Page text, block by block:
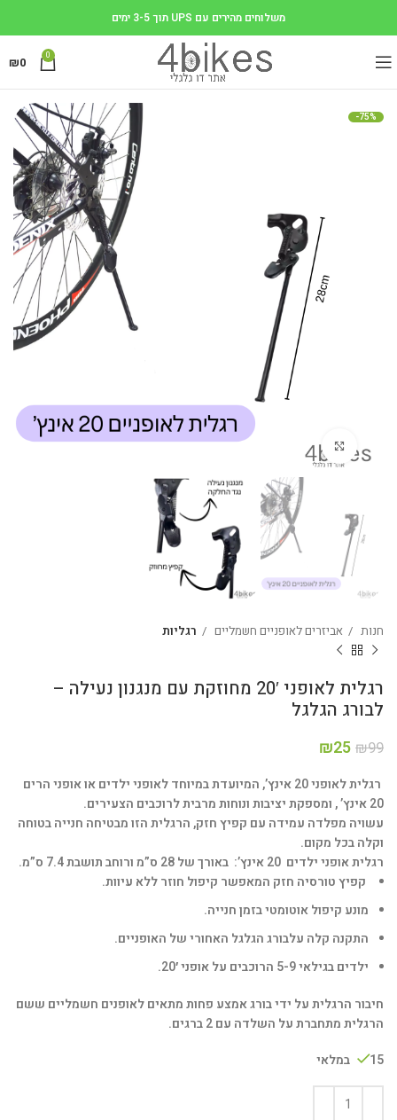
משלוחים מהירים עם UPS תוך 3-5 ימים
0
₪0
-75%
Click to enlarge
חנות אביזרים לאופניים חשמליים רגליות
רגלית לאופני 20′ מחוזקת עם מנגנון נעילה –
לבורג הגלגל
₪99
₪25
רגלית לאופני 20 אינץ’, המיועדת במיוחד לאופני ילדים או אופני הרים
20 אינץ’ , ומספקת יציבות ונוחות מרבית לרוכבים הצעירים.
עשויה מפלדה עמידה עם קפיץ חזק, הרגלית הזו מבטיחה חנייה בטוחה
וקלה בכל מקום.
רגלית אופני ילדים 20 אינץ’: באורך של 28 ס”מ ורוחב תושבת 7.4 ס”מ.
קפיץ טורסיה חזק המאפשר קיפול חוזר ללא עיוות.
מונע קיפול אוטומטי בזמן חנייה.
התקנה קלה עלבורג הגלגל האחורי של האופניים.
ילדים בגילאי 5-9 הרוכבים על אופני 20′.
חיבור הרגלית על ידי בורג אמצע פחות מתאים לאופנים חשמליים ששם
הרגלית מתחברת על השלדה עם 2 ברגים.
15 במלאי